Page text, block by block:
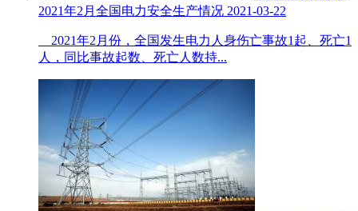
2021年2月全国电力安全生产情况 2021-03-22
2021年2月份，全国发生电力人身伤亡事故1起、死亡1
人，同比事故起数、死亡人数持...